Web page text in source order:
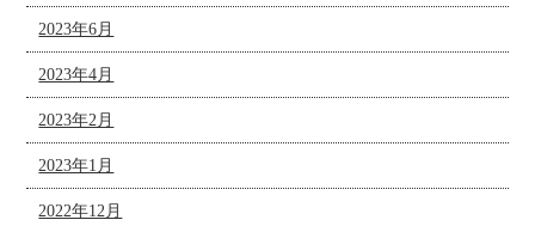
2023年6月
2023年4月
2023年2月
2023年1月
2022年12月